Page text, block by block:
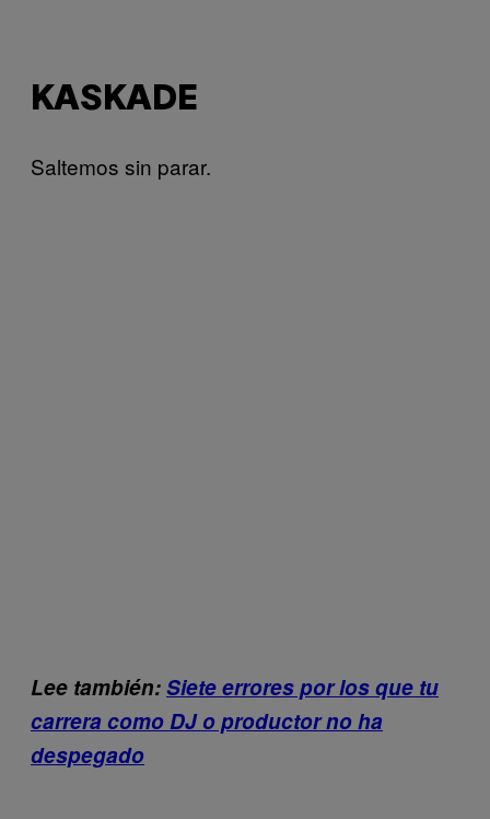
KASKADE
Saltemos sin parar.
Lee también:Siete errores por los que tu
carrera como DJ o productor no ha
despegado